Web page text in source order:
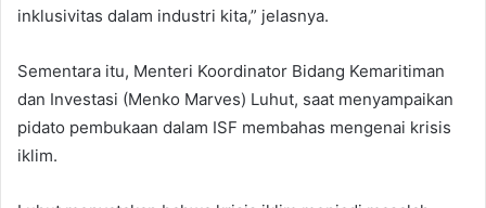
inklusivitas dalam industri kita,” jelasnya.
Sementara itu, Menteri Koordinator Bidang Kemaritiman
dan Investasi (Menko Marves) Luhut, saat menyampaikan
pidato pembukaan dalam ISF membahas mengenai krisis
iklim.